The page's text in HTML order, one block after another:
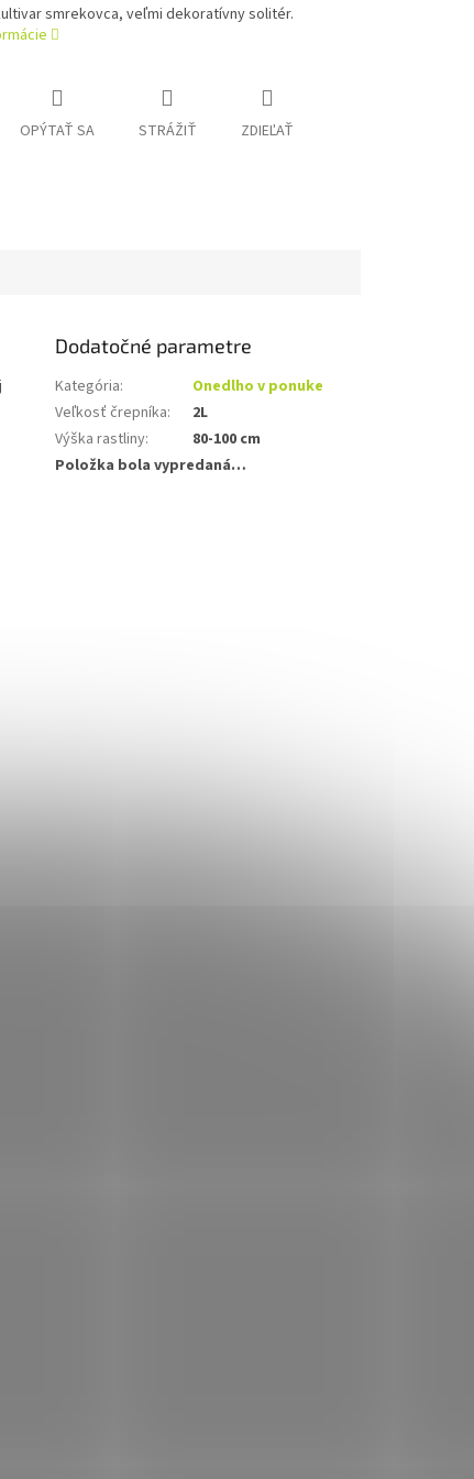
smrekovca, veľmi dekoratívny solitér.
OPÝTAŤ SA STRÁŽIŤ ZDIEĽAŤ
Dodatočné parametre
Kategória:
Onedlho v ponuke
Veľkosť črepníka:
2L
Výška rastliny:
80-100 cm
Položka bola vypredaná…